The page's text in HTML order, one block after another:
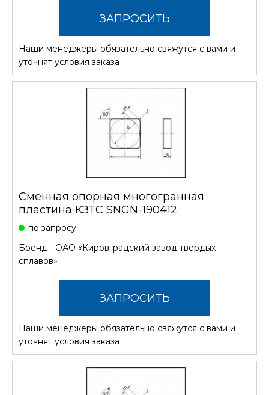
ЗАПРОСИТЬ
СТОИМОСТЬ
Наши менеджеры обязательно свяжутся с вами и
уточнят условия заказа
Сменная опорная многогранная
пластина КЗТС SNGN-190412
по запросу
Бренд - ОАО «Кировградский завод твердых
сплавов»
ЗАПРОСИТЬ
СТОИМОСТЬ
Наши менеджеры обязательно свяжутся с вами и
уточнят условия заказа